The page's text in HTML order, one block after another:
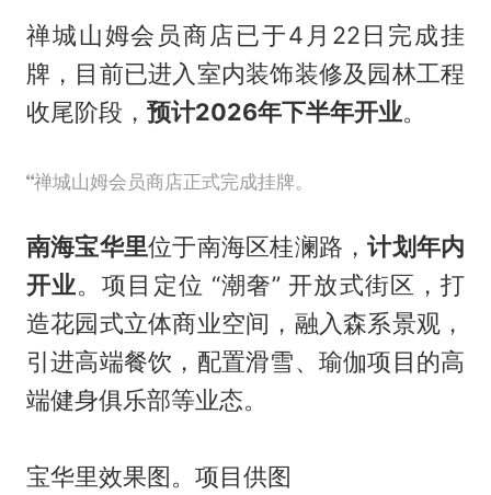
禅城山姆会员商店已于4月22日完成挂
牌，目前已进入室内装饰装修及园林工程
收尾阶段， 预计2026年下半年开业。
禅城山姆会员商店正式完成挂牌。
南海宝华里位于南海区桂澜路，计划年内
开业。项目定位 “潮奢” 开放式街区，打
造花园式立体商业空间，融入森系景观，
引进高端餐饮，配置滑雪、瑜伽项目的高
端健身俱乐部等业态。
宝华里效果图。项目供图